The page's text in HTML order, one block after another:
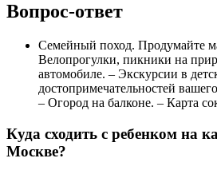
Вопрос-ответ
Семейный поход. Продумайте
Велопрогулки, пикники на
автомобиле. – Экскурсии в
достопримечательностей
– Огород на балконе. – Карта
Куда сходить с ребенком на
Москве?